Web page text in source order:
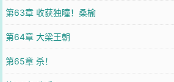
第63章 收获独瞳！桑榆
第64章 大梁王朝
第65章 杀！